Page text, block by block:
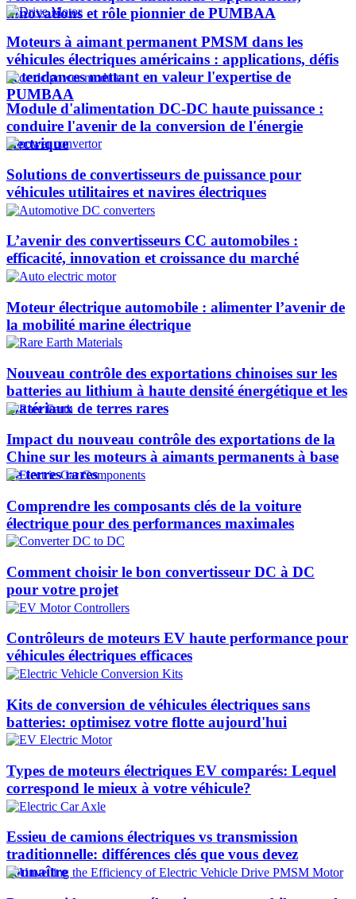
innovations et rôle pionnier de PUMBAA​
Moteurs à aimant permanent PMSM dans les
véhicules électriques américains : applications, défis
et tendances mettant en valeur l'expertise de
PUMBAA​
Module d'alimentation DC-DC haute puissance :
conduire l'avenir de la conversion de l'énergie
électrique
Solutions de convertisseurs de puissance pour
véhicules utilitaires et navires électriques
L’avenir des convertisseurs CC automobiles :
efficacité, innovation et croissance du marché
Moteur électrique automobile : alimenter l’avenir de
la mobilité marine électrique
Nouveau contrôle des exportations chinoises sur les
batteries au lithium à haute densité énergétique et les
matériaux de terres rares
Impact du nouveau contrôle des exportations de la
Chine sur les moteurs à aimants permanents à base
de terres rares
Comprendre les composants clés de la voiture
électrique pour des performances maximales
Comment choisir le bon convertisseur DC à DC
pour votre projet
Contrôleurs de moteurs EV haute performance pour
véhicules électriques efficaces
Kits de conversion de véhicules électriques sans
batteries: optimisez votre flotte aujourd'hui
Types de moteurs électriques EV comparés: Lequel
correspond le mieux à votre véhicule?
Essieu de camions électriques vs transmission
traditionnelle: différences clés que vous devez
connaître